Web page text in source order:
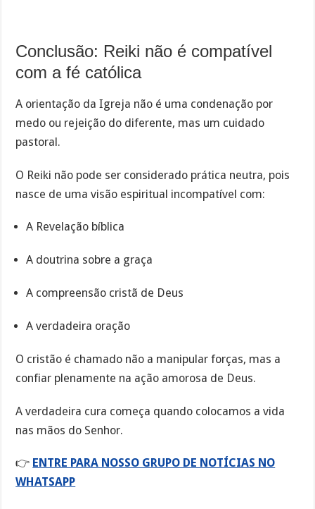
Conclusão: Reiki não é compatível
com a fé católica
A orientação da Igreja não é uma condenação por
medo ou rejeição do diferente, mas um cuidado
pastoral.
O Reiki não pode ser considerado prática neutra, pois
nasce de uma visão espiritual incompatível com:
A Revelação bíblica
A doutrina sobre a graça
A compreensão cristã de Deus
A verdadeira oração
O cristão é chamado não a manipular forças, mas a
confiar plenamente na ação amorosa de Deus.
A verdadeira cura começa quando colocamos a vida
nas mãos do Senhor.
👉 ENTRE PARA NOSSO GRUPO DE NOTÍCIAS NO
WHATSAPP